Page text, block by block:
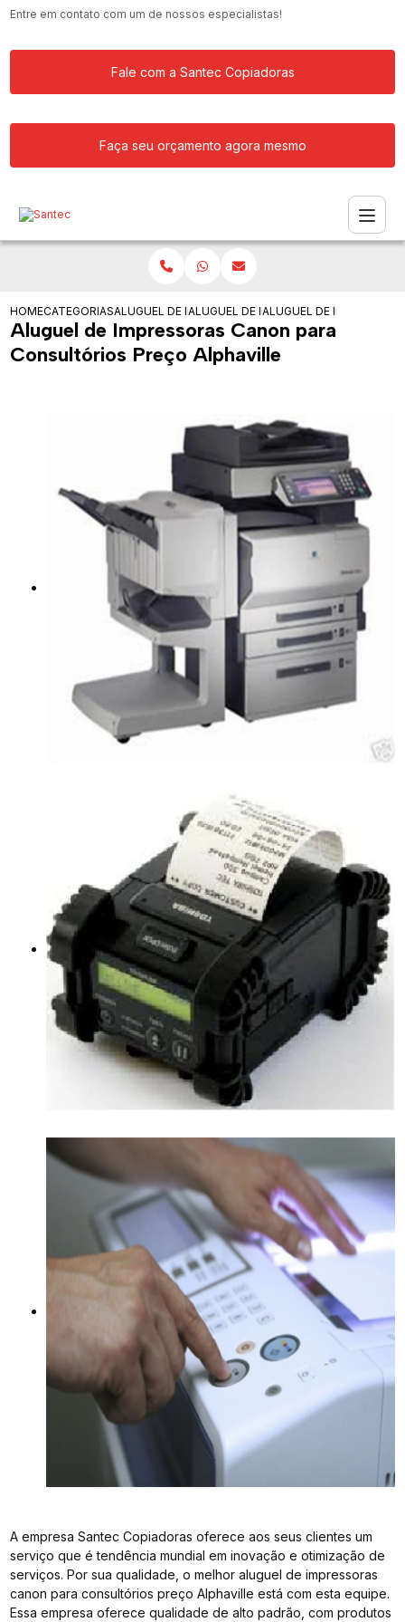
Entre em contato com um de nossos especialistas!
Fale com a Santec Copiadoras
Faça seu orçamento agora mesmo
HOMECATEGORIASALUGUEL DE IMPRESSORAS CANON
ALUGUEL DE IMPRESSORAS CANON
ALUGUEL DE
Aluguel de Impressoras Canon para
Consultórios Preço Alphaville
A empresa Santec Copiadoras oferece aos seus clientes um
serviço que é tendência mundial em inovação e otimização de
serviços. Por sua qualidade, o melhor aluguel de impressoras
canon para consultórios preço Alphaville está com esta equipe.
Essa empresa oferece qualidade de alto padrão, com produtos